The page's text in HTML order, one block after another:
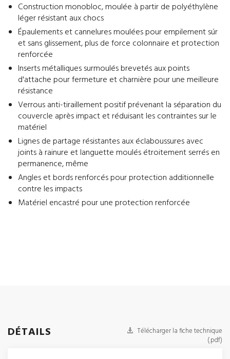
Construction monobloc, moulée à partir de polyéthylène
léger résistant aux chocs
Épaulements et cannelures moulées pour empilement súr
et sans glissement, plus de force colonnaire et protection
renforcée
Inserts métalliques surmoulés brevetés aux points
d'attache pour fermeture et charnière pour une meilleure
résistance
Verrous anti-tiraillement positif prévenant la séparation du
couvercle après impact et réduisant les contraintes sur le
matériel
Lignes de partage résistantes aux éclaboussures avec
joints à rainure et languette moulés étroitement serrés en
permanence, même
Angles et bords renforcés pour protection additionnelle
contre les impacts
Matériel encastré pour une protection renforcée
DÉTAILS
Télécharger la fiche technique
(.pdf)